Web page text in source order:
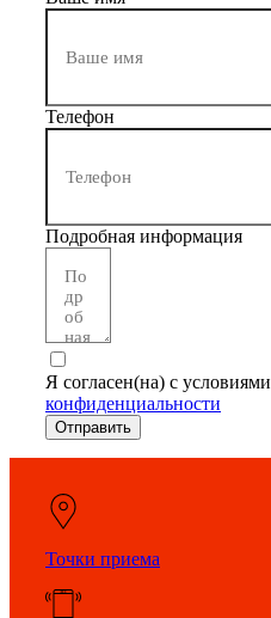
Телефон
Подробная информация
Я согласен(на) с условиями
конфиденциальности
Отправить
Точки приема